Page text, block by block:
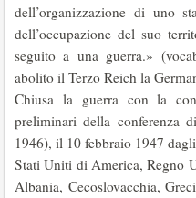
dell’organizzazione di uno
dell’occupazione del suo
seguito a una guerra.»
abolito il Terzo Reich la
Chiusa la guerra con la
preliminari della conferenza
1946), il 10 febbraio 1947
Stati Uniti di America, Regno
Albania, Cecoslovacchia,